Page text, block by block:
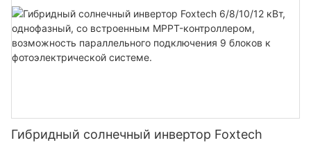
Гибридный солнечный инвертор Foxtech